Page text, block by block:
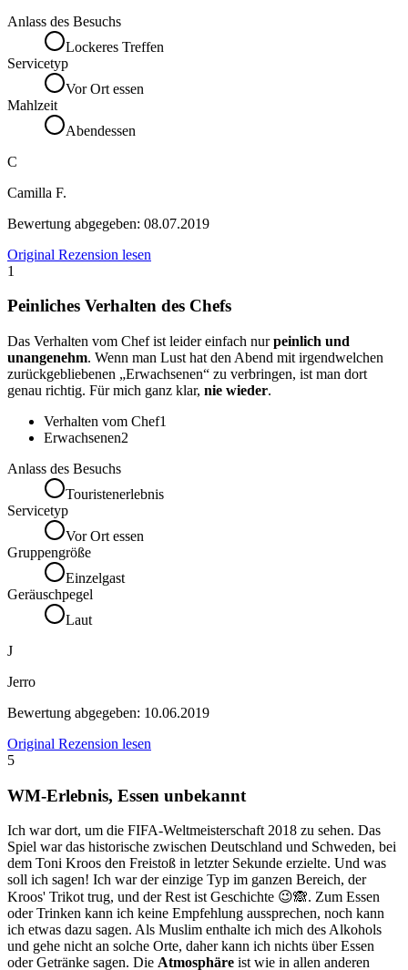
Anlass des Besuchs
Lockeres Treffen
Servicetyp
Vor Ort essen
Mahlzeit
Abendessen
C
Camilla F.
Bewertung abgegeben: 08.07.2019
Original Rezension lesen
1
Peinliches Verhalten des Chefs
Das Verhalten vom Chef ist leider einfach nurpeinlich und
unangenehm. Wenn man Lust hat den Abend mit irgendwelchen
zurückgebliebenen „Erwachsenen“ zu verbringen, ist man dort
genau richtig. Für mich ganz klar, nie wieder.
Verhalten vom Chef1
Erwachsenen2
Anlass des Besuchs
Touristenerlebnis
Servicetyp
Vor Ort essen
Gruppengröße
Einzelgast
Geräuschpegel
Laut
J
Jerro
Bewertung abgegeben: 10.06.2019
Original Rezension lesen
5
WM-Erlebnis, Essen unbekannt
Ich war dort, um die FIFA-Weltmeisterschaft 2018 zu sehen. Das
Spiel war das historische zwischen Deutschland und Schweden, bei
dem Toni Kroos den Freistoß in letzter Sekunde erzielte. Und was
soll ich sagen! Ich war der einzige Typ im ganzen Bereich, der
Kroos' Trikot trug, und der Rest ist Geschichte 😉🙈. Zum Essen
oder Trinken kann ich keine Empfehlung aussprechen, noch kann
ich etwas dazu sagen. Als Muslim enthalte ich mich des Alkohols
und gehe nicht an solche Orte, daher kann ich nichts über Essen
oder Getränke sagen. Die Atmosphäre ist wie in allen anderen